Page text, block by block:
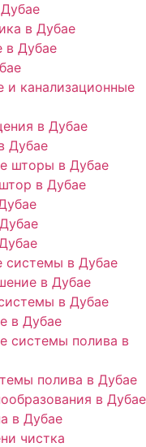
в Дубае
в Дубае
канализационные
в Дубае
Дубае
шторы в Дубае
в Дубае
системы в Дубае
в Дубае
в Дубае
в Дубае
системы полива в
полива в Дубае
в Дубае
в Дубае
чистка